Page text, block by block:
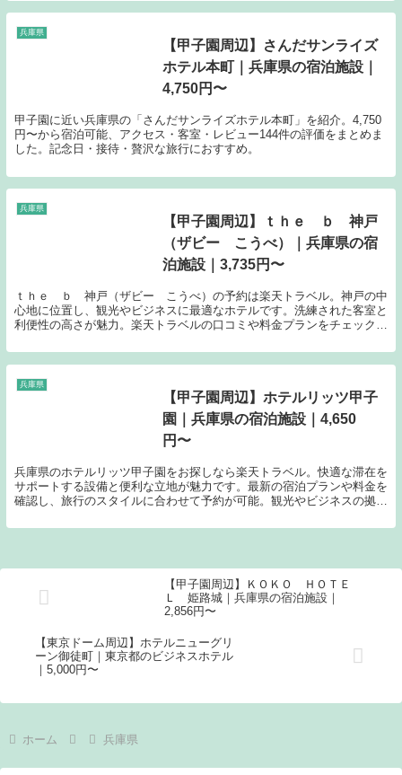
兵庫県
【甲子園周辺】さんだサンライズ
ホテル本町｜兵庫県の宿泊施設｜
4,750円〜
甲子園に近い兵庫県の「さんだサンライズホテル本町」を紹介。4,750
円〜から宿泊可能、アクセス・客室・レビュー144件の評価をまとめま
した。記念日・接待・贅沢な旅行におすすめ。
兵庫県
【甲子園周辺】ｔｈｅ ｂ 神戸
（ザビー こうべ）｜兵庫県の宿
泊施設｜3,735円〜
ｔｈｅ ｂ 神戸（ザビー こうべ）の予約は楽天トラベル。神戸の中
心地に位置し、観光やビジネスに最適なホテルです。洗練された客室と
利便性の高さが魅力。楽天トラベルの口コミや料金プランをチェックし
兵庫県
【甲子園周辺】ホテルリッツ甲子
園｜兵庫県の宿泊施設｜4,650
円〜
兵庫県のホテルリッツ甲子園をお探しなら楽天トラベル。快適な滞在を
サポートする設備と便利な立地が魅力です。最新の宿泊プランや料金を
確認し、旅行のスタイルに合わせて予約が可能。観光やビジネスの拠点
【甲子園周辺】ＫＯＫＯ ＨＯＴＥ
Ｌ 姫路城｜兵庫県の宿泊施設｜
2,856円〜
【東京ドーム周辺】ホテルニューグリ
ーン御徒町｜東京都のビジネスホテル
｜5,000円〜
ホーム 兵庫県